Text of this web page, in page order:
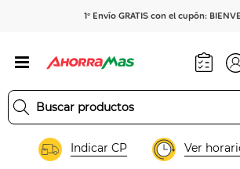
1º Envío GRATIS con el cupón:
Indicar CP Ver